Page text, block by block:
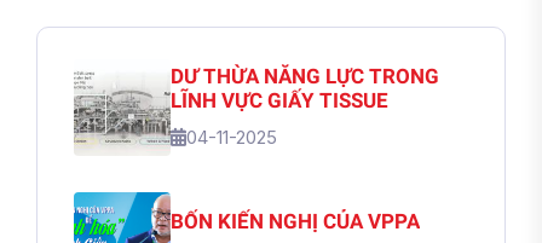
DƯ THỪA NĂNG LỰC TRONG
LĨNH VỰC GIẤY TISSUE
04-11-2025
BỐN KIẾN NGHỊ CỦA VPPA